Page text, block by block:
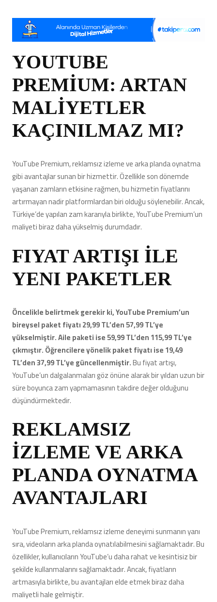
doğru
platformlar,
organik
yardımcı
olabilir.
#takipera
için
YOUTUBE
PREMİUM: ARTAN
MALİYETLER
KAÇINILMAZ MI?
YouTube Premium, reklamsız izleme ve arka planda oynatma
gibi avantajlar sunan bir hizmettir. Özellikle son dönemde
yaşanan zamların etkisine rağmen, bu hizmetin fiyatlarını
artırmayan nadir platformlardan biri olduğu söylenebilir. Ancak,
Türkiye’de yapılan zam kararıyla birlikte, YouTube Premium’un
maliyeti biraz daha yükselmiş durumdadır.
FIYAT ARTIŞI İLE
YENI PAKETLER
Öncelikle belirtmek gerekir ki, YouTube Premium’un
bireysel paket fiyatı 29,99 TL’den 57,99 TL’ye
yükselmiştir. Aile paketi ise 59,99 TL’den 115,99 TL’ye
çıkmıştır. Öğrencilere yönelik paket fiyatı ise 19,49
TL’den 37,99 TL’ye güncellenmiştir.Bu fiyat artışı,
YouTube’un dalgalanmaları göz önüne alarak bir yıldan uzun bir
süre boyunca zam yapmamasının takdire değer olduğunu
düşündürmektedir.
REKLAMSIZ
İZLEME VE ARKA
PLANDA OYNATMA
AVANTAJLARI
YouTube Premium, reklamsız izleme deneyimi sunmanın yanı
sıra, videoların arka planda oynatılabilmesini sağlamaktadır. Bu
özellikler, kullanıcıların YouTube’u daha rahat ve kesintisiz bir
şekilde kullanmalarını sağlamaktadır. Ancak, fiyatların
artmasıyla birlikte, bu avantajları elde etmek biraz daha
maliyetli hale gelmiştir.